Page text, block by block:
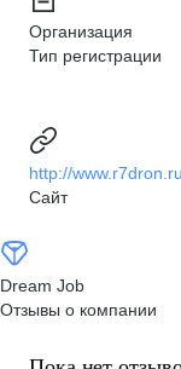
Организация
Тип регистрации
http://www.r7dron.ru
Сайт
Dream Job
Отзывы о компании